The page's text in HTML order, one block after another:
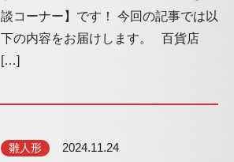
談コーナー】です！ 今回の記事では以
下の内容をお届けします。 百貨店
[…]
雛人形 2024.11.24